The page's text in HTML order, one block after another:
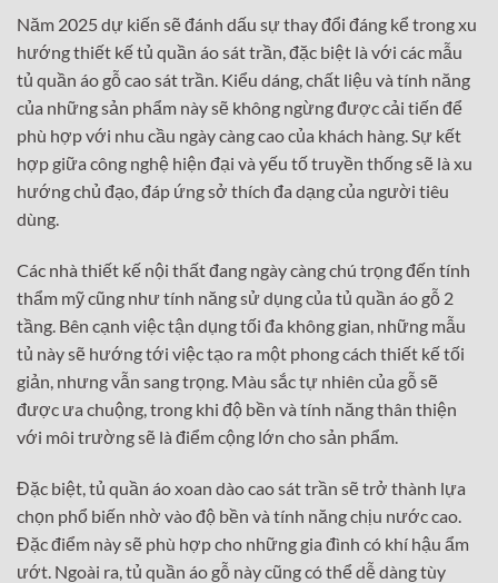
Năm 2025 dự kiến sẽ đánh dấu sự thay đổi đáng kể trong xu
hướng thiết kế tủ quần áo sát trần, đặc biệt là với các mẫu
tủ quần áo gỗ cao sát trần. Kiểu dáng, chất liệu và tính năng
của những sản phẩm này sẽ không ngừng được cải tiến để
phù hợp với nhu cầu ngày càng cao của khách hàng. Sự kết
hợp giữa công nghệ hiện đại và yếu tố truyền thống sẽ là xu
hướng chủ đạo, đáp ứng sở thích đa dạng của người tiêu
dùng.
Các nhà thiết kế nội thất đang ngày càng chú trọng đến tính
thẩm mỹ cũng như tính năng sử dụng của tủ quần áo gỗ 2
tầng. Bên cạnh việc tận dụng tối đa không gian, những mẫu
tủ này sẽ hướng tới việc tạo ra một phong cách thiết kế tối
giản, nhưng vẫn sang trọng. Màu sắc tự nhiên của gỗ sẽ
được ưa chuộng, trong khi độ bền và tính năng thân thiện
với môi trường sẽ là điểm cộng lớn cho sản phẩm.
Đặc biệt, tủ quần áo xoan dào cao sát trần sẽ trở thành lựa
chọn phổ biến nhờ vào độ bền và tính năng chịu nước cao.
Đặc điểm này sẽ phù hợp cho những gia đình có khí hậu ẩm
ướt. Ngoài ra, tủ quần áo gỗ này cũng có thể dễ dàng tùy